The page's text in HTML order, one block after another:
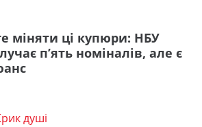
міняти ці купюри: НБУ
п’ять номіналів, але є
душі